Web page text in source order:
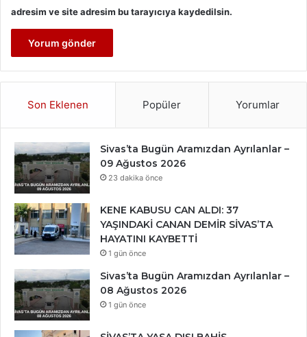
adresim ve site adresim bu tarayıcıya kaydedilsin.
Son Eklenen Popüler Yorumlar
Sivas’ta Bugün Aramızdan Ayrılanlar –
09 Ağustos 2026
23 dakika önce
KENE KABUSU CAN ALDI: 37
YAŞINDAKİ CANAN DEMİR SİVAS’TA
HAYATINI KAYBETTİ
1 gün önce
Sivas’ta Bugün Aramızdan Ayrılanlar –
08 Ağustos 2026
1 gün önce